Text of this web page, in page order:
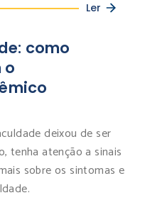
Ler
como
o
deixou de ser
tenha atenção a sinais
sobre os sintomas e